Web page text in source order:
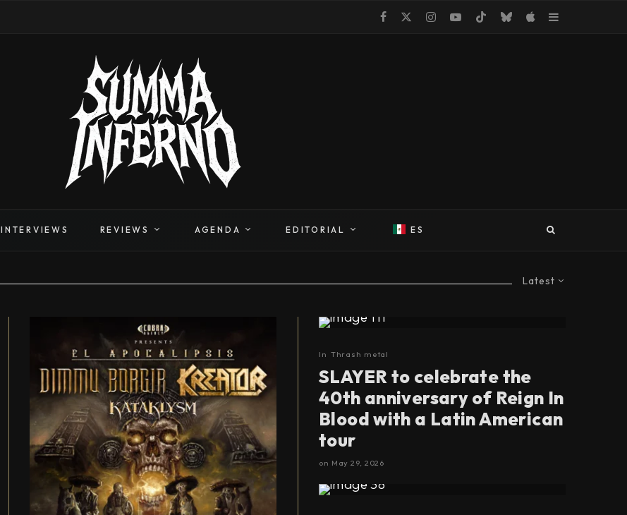
INTERVIEWS REVIEWS AGENDA EDITORIAL ES
Latest
In Thrash metal
SLAYER to celebrate the
40th anniversary of Reign In
Blood with a Latin American
tour
on May 29, 2026